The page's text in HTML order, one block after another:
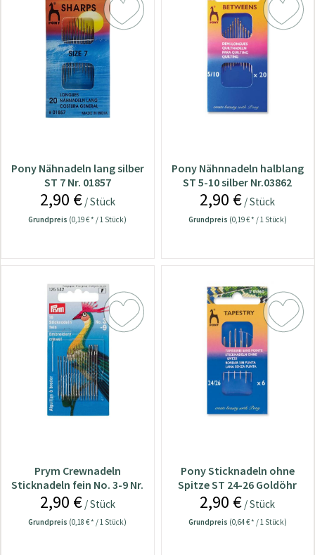
Pony Nähnadeln lang silber
ST 7 Nr. 01857
2,90 €/ Stück
Grundpreis (0,19 € * / 1 Stück)
Pony Nähnnadeln halblang
ST 5-10 silber Nr.03862
2,90 € / Stück
Grundpreis (0,19 € * / 1 Stück)
Prym Crewnadeln
Sticknadeln fein No. 3-9 Nr.
125542
2,90 €/ Stück
Grundpreis (0,18 € * / 1 Stück)
Pony Sticknadeln ohne
Spitze ST 24-26 Goldöhr
Nr.05860
2,90 € / Stück
Grundpreis (0,64 € * / 1 Stück)